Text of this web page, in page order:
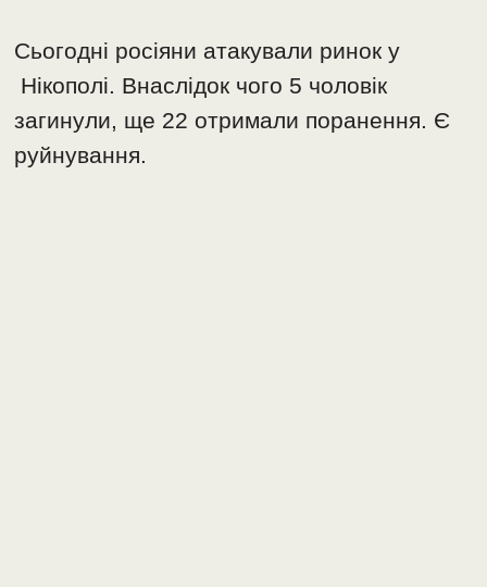
Сьогодні росіяни атакували ринок у
Нікополі. Внаслідок чого 5 чоловік
загинули, ще 22 отримали поранення. Є
руйнування.